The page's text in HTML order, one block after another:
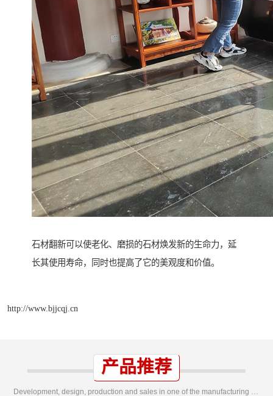
石材翻新可以使老化、磨损的石材焕发新的生命力，延
长其使用寿命，同时也提高了它的美观度和价值。
http://www.bjjcqj.cn
产品推荐